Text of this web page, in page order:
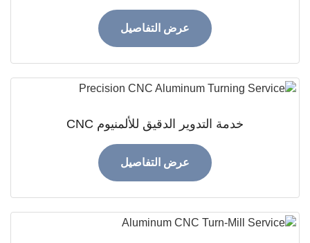
عرض التفاصيل
خدمة التدوير الدقيق للألمنيوم CNC
عرض التفاصيل